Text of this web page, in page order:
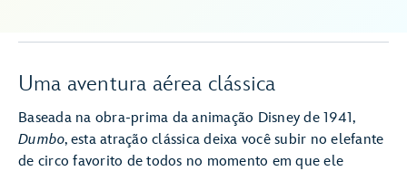
Uma aventura aérea clássica
Baseada na obra-prima da animação Disney de 1941,
Dumbo, esta atração clássica deixa você subir no elefante
de circo favorito de todos no momento em que ele